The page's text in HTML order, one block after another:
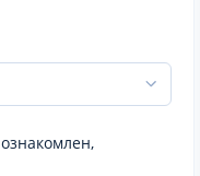
ознакомлен,